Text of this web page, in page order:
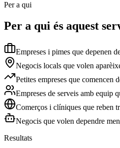
Per a qui
Per a qui és aquest
Empreses i pimes que depenen
Negocis locals que volen
Petites empreses que comencen
Empreses de serveis amb equip
Comerços i clíniques que reben
Negocis que volen dependre
Resultats